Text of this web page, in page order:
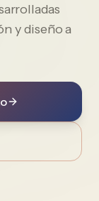
y diseño a